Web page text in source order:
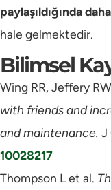
paylaşıldığında
hale gelmektedir.
Bilimsel
Wing RR, Jeffery
with friends and
and maintenance. J
10028217
Thompson L et al.